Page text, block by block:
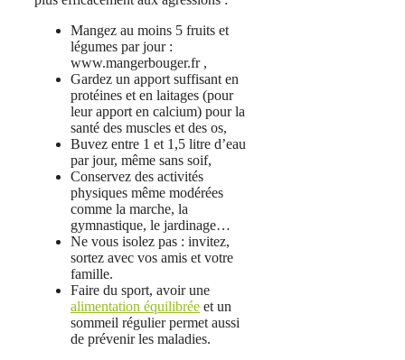
Mangez au moins 5 fruits et
légumes par jour :
www.mangerbouger.fr ,
Gardez un apport suffisant en
protéines et en laitages (pour
leur apport en calcium) pour la
santé des muscles et des os,
Buvez entre 1 et 1,5 litre d’eau
par jour, même sans soif,
Conservez des activités
physiques même modérées
comme la marche, la
gymnastique, le jardinage…
Ne vous isolez pas : invitez,
sortez avec vos amis et votre
famille.
Faire du sport, avoir une
alimentation équilibrée et un
sommeil régulier permet aussi
de prévenir les maladies.